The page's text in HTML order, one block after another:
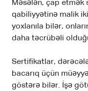
Məsələn, çap etmək
qabiliyyətinə malik
yoxlanıla bilər,
daha təcrübəli
Sertifikatlar,
bacarıq üçün
göstərə bilər. İşə